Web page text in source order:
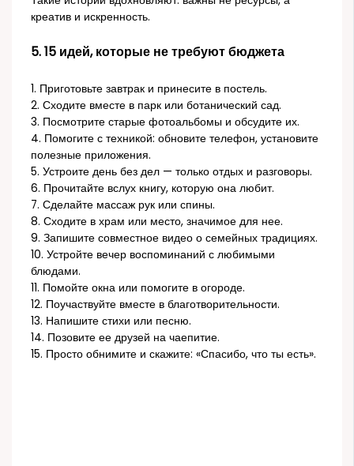
креатив и искренность.
5. 15 идей, которые не требуют бюджета
1. Приготовьте завтрак и принесите в постель.
2. Сходите вместе в парк или ботанический сад.
3. Посмотрите старые фотоальбомы и обсудите их.
4. Помогите с техникой: обновите телефон, установите
полезные приложения.
5. Устроите день без дел — только отдых и разговоры.
6. Прочитайте вслух книгу, которую она любит.
7. Сделайте массаж рук или спины.
8. Сходите в храм или место, значимое для нее.
9. Запишите совместное видео о семейных традициях.
10. Устройте вечер воспоминаний с любимыми
блюдами.
11. Помойте окна или помогите в огороде.
12. Поучаствуйте вместе в благотворительности.
13. Напишите стихи или песню.
14. Позовите ее друзей на чаепитие.
15. Просто обнимите и скажите: «Спасибо, что ты есть».